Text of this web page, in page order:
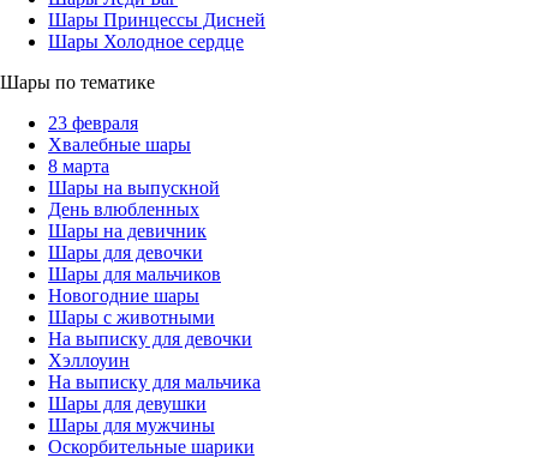
Шары Принцессы Дисней
Шары Холодное сердце
Шары по тематике
23 февраля
Хвалебные шары
8 марта
Шары на выпускной
День влюбленных
Шары на девичник
Шары для девочки
Шары для мальчиков
Новогодние шары
Шары с животными
На выписку для девочки
Хэллоуин
На выписку для мальчика
Шары для девушки
Шары для мужчины
Оскорбительные шарики